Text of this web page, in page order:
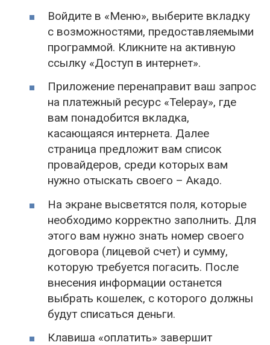
Войдите в «Меню», выберите вкладку
с возможностями, предоставляемыми
программой. Кликните на активную
ссылку «Доступ в интернет».
Приложение перенаправит ваш запрос
на платежный ресурс «Telepay», где
вам понадобится вкладка,
касающаяся интернета. Далее
страница предложит вам список
провайдеров, среди которых вам
нужно отыскать своего – Акадо.
На экране высветятся поля, которые
необходимо корректно заполнить. Для
этого вам нужно знать номер своего
договора (лицевой счет) и сумму,
которую требуется погасить. После
внесения информации останется
выбрать кошелек, с которого должны
будут списаться деньги.
Клавиша «оплатить» завершит